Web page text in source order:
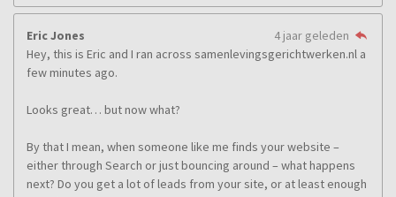
Eric Jones
4 jaar geleden
Hey, this is Eric and I ran across samenlevingsgerichtwerken.nl a
few minutes ago.
Looks great… but now what?
By that I mean, when someone like me finds your website –
either through Search or just bouncing around – what happens
next? Do you get a lot of leads from your site, or at least enough